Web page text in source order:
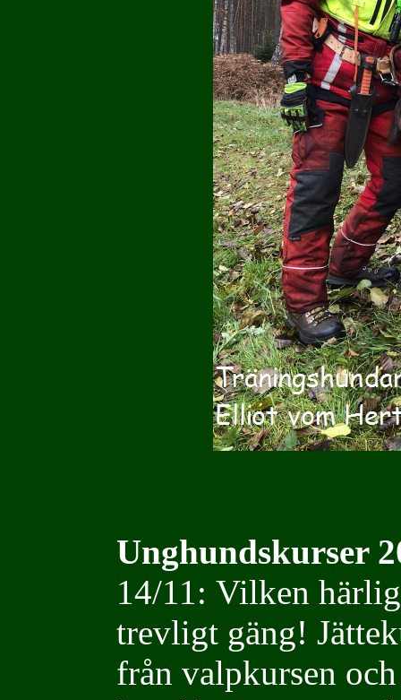
Unghundskurser
14/11: Vilken
trevligt gäng!
från valpkursen